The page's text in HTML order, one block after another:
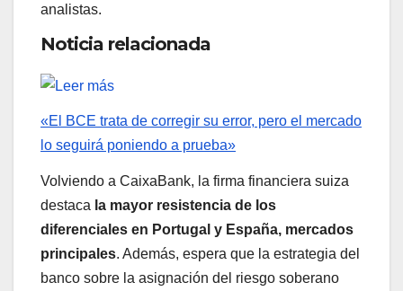
analistas.
Noticia relacionada
«El BCE trata de corregir su error, pero el mercado
lo seguirá poniendo a prueba»
Volviendo a CaixaBank, la firma financiera suiza
destaca la mayor resistencia de los
diferenciales en Portugal y España, mercados
principales. Además, espera que la estrategia del
banco sobre la asignación del riesgo soberano